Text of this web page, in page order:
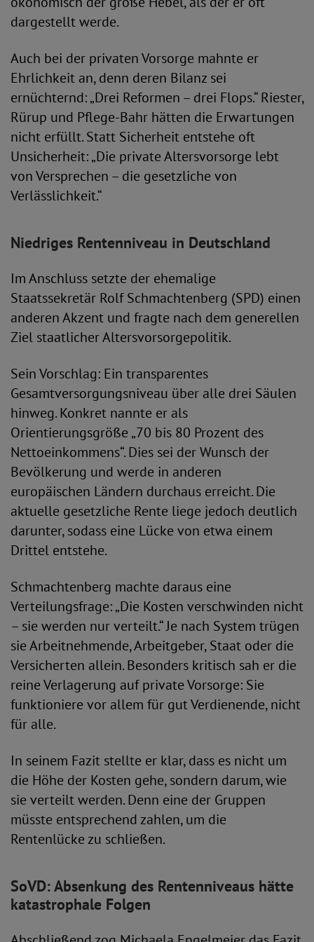
dargestellt werde.
Auch bei der privaten Vorsorge mahnte er
Ehrlichkeit an, denn deren Bilanz sei
ernüchternd: „Drei Reformen – drei Flops.“ Riester,
Rürup und Pflege-Bahr hätten die Erwartungen
nicht erfüllt. Statt Sicherheit entstehe oft
Unsicherheit: „Die private Altersvorsorge lebt
von Versprechen – die gesetzliche von
Verlässlichkeit.“
Niedriges Rentenniveau in Deutschland
Im Anschluss setzte der ehemalige
Staatssekretär Rolf Schmachtenberg (SPD) einen
anderen Akzent und fragte nach dem generellen
Ziel staatlicher Altersvorsorgepolitik.
Sein Vorschlag: Ein transparentes
Gesamtversorgungsniveau über alle drei Säulen
hinweg. Konkret nannte er als
Orientierungsgröße „70 bis 80 Prozent des
Nettoeinkommens“. Dies sei der Wunsch der
Bevölkerung und werde in anderen
europäischen Ländern durchaus erreicht. Die
aktuelle gesetzliche Rente liege jedoch deutlich
darunter, sodass eine Lücke von etwa einem
Drittel entstehe.
Schmachtenberg machte daraus eine
Verteilungsfrage: „Die Kosten verschwinden nicht
– sie werden nur verteilt.“ Je nach System trügen
sie Arbeitnehmende, Arbeitgeber, Staat oder die
Versicherten allein. Besonders kritisch sah er die
reine Verlagerung auf private Vorsorge: Sie
funktioniere vor allem für gut Verdienende, nicht
für alle.
In seinem Fazit stellte er klar, dass es nicht um
die Höhe der Kosten gehe, sondern darum, wie
sie verteilt werden. Denn eine der Gruppen
müsste entsprechend zahlen, um die
Rentenlücke zu schließen.
SoVD: Absenkung des Rentenniveaus hätte
katastrophale Folgen